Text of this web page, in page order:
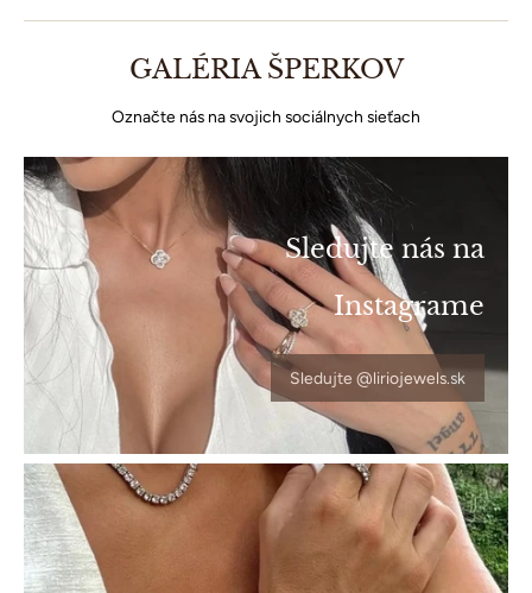
GALÉRIA ŠPERKOV
Označte nás na svojich sociálnych sieťach
Sledujte nás na
Instagrame
Sledujte @liriojewels.sk